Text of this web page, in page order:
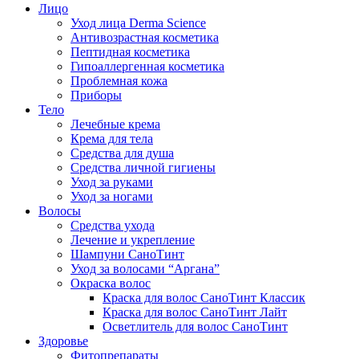
Лицо
Уход лица Derma Science
Антивозрастная косметика
Пептидная косметика
Гипоаллергенная косметика
Проблемная кожа
Приборы
Тело
Лечебные крема
Крема для тела
Средства для душа
Средства личной гигиены
Уход за руками
Уход за ногами
Волосы
Средства ухода
Лечение и укрепление
Шампуни СаноТинт
Уход за волосами “Аргана”
Окраска волос
Краска для волос СаноТинт Классик
Краска для волос СаноТинт Лайт
Осветлитель для волос СаноТинт
Здоровье
Фитопрепараты